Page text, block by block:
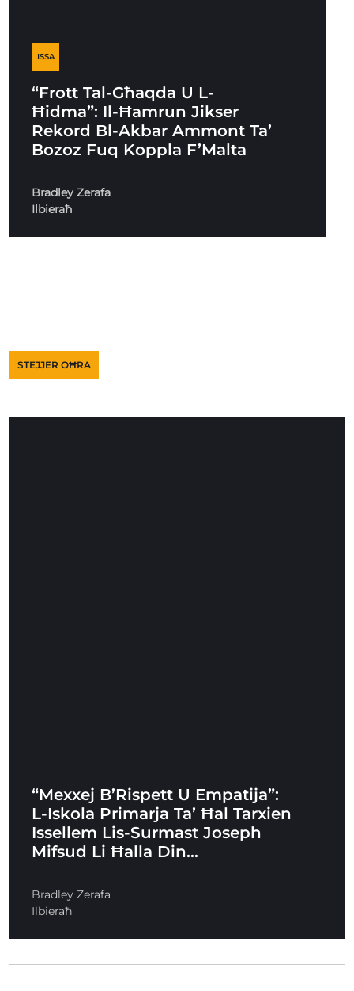
ISSA
“Frott Tal-Għaqda U L-
Ħidma”: Il-Ħamrun Jikser
Rekord Bl-Akbar Ammont Ta’
Bozoz Fuq Koppla F’Malta
Bradley Zerafa
Ilbieraħ
STEJJER OĦRA
“Mexxej B’Rispett U Empatija”:
L-Iskola Primarja Ta’ Ħal Tarxien
Issellem Lis-Surmast Joseph
Mifsud Li Ħalla Din…
Bradley Zerafa
Ilbieraħ